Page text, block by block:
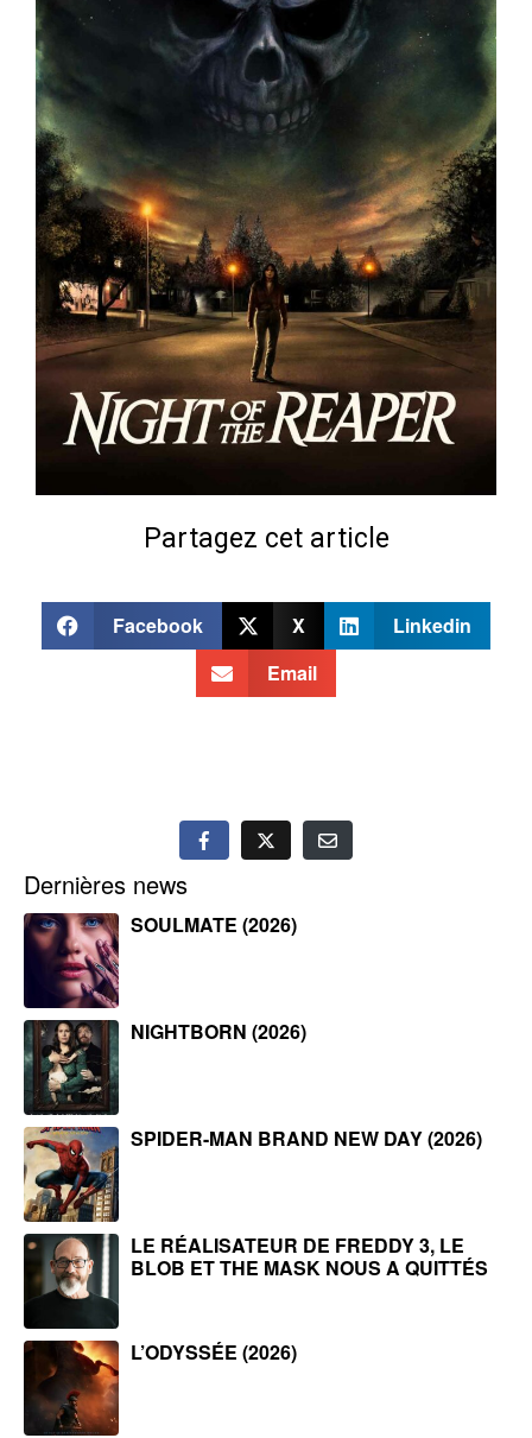
Partagez cet article
Facebook X
Linkedin
Email
Dernières news
SOULMATE (2026)
NIGHTBORN (2026)
SPIDER-MAN BRAND NEW DAY (2026)
LE RÉALISATEUR DE FREDDY 3, LE
BLOB ET THE MASK NOUS A QUITTÉS
L’ODYSSÉE (2026)